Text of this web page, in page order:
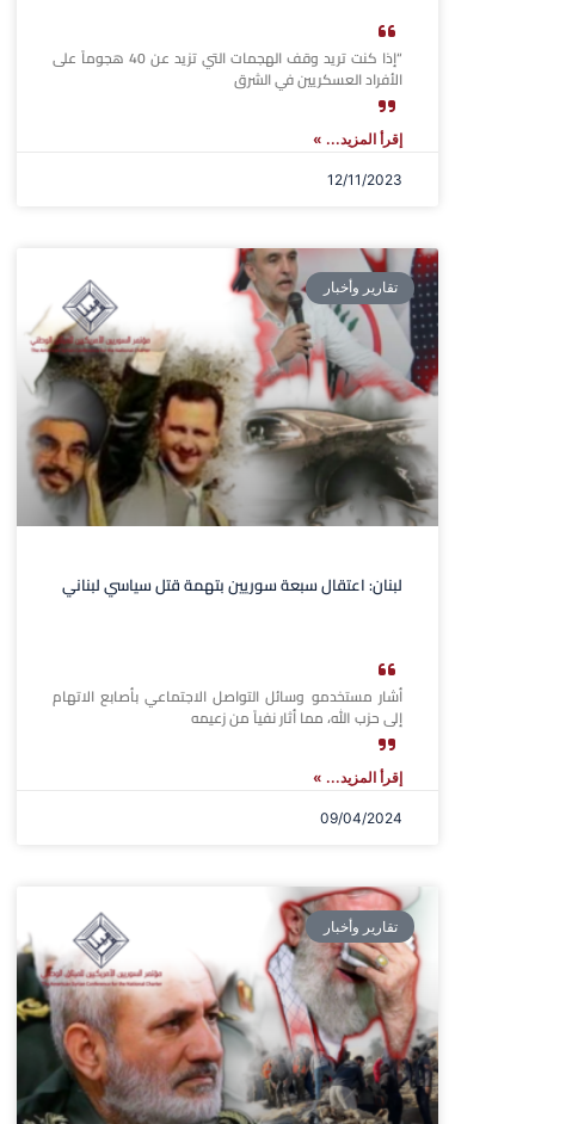
“إذا كنت تريد وقف الهجمات التي تزيد عن 40 هجوماً على
الأفراد العسكريين في الشرق
إقرأ المزيد... »
12/11/2023
تقارير وأخبار
لبنان: اعتقال سبعة سوريين بتهمة قتل سياسي لبناني
أشار مستخدمو وسائل التواصل الاجتماعي بأصابع الاتهام
إلى حزب الله، مما أثار نفياً من زعيمه
إقرأ المزيد... »
09/04/2024
تقارير وأخبار